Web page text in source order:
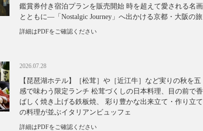
鑑賞券付き宿泊プランを販売開始 時を超えて愛される名画
とともに―「Nostalgic Journey」へ出かける京都・大阪の旅
詳細はPDFをご確認ください
2026.07.28
【琵琶湖ホテル】［松茸］や［近江牛］など実りの秋を五
感で味わう限定ランチ 松茸づくしの日本料理、目の前で香
ばしく焼き上げる鉄板焼、 彩り豊かな出来立て・作り立て
の料理が並ぶイタリアンビュッフェ
詳細はPDFをご確認ください